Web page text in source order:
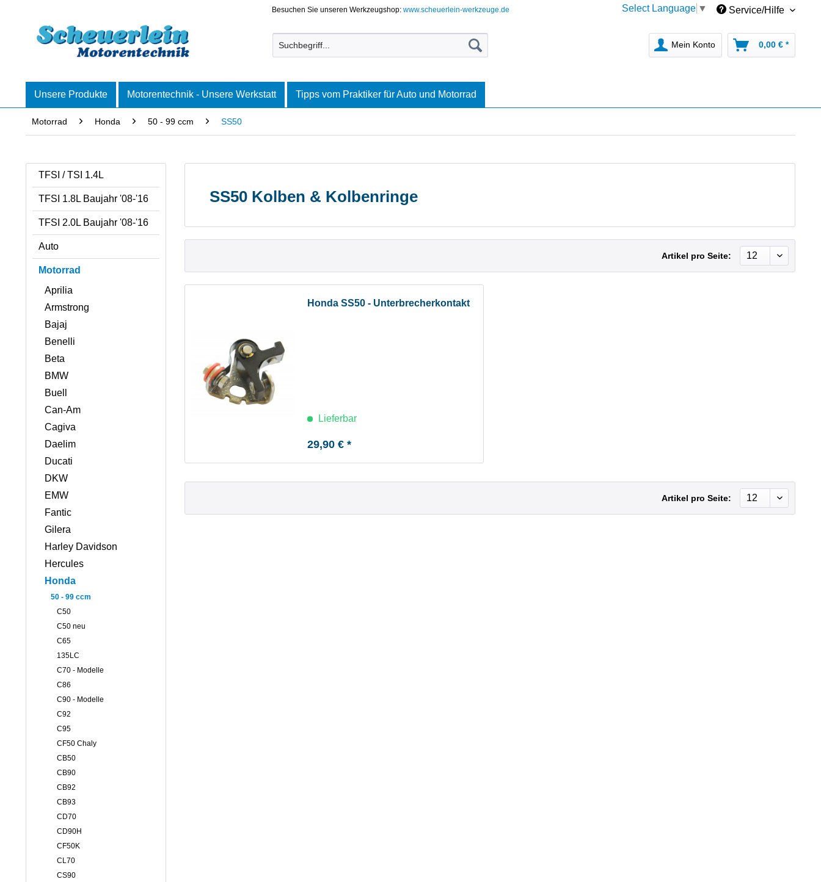
Besuchen Sie unseren Werkzeugshop:www.scheuerlein-werkzeuge.de Select Language ▼ Service/Hilfe
Mein Konto 0,00 € *
Unsere Produkte Motorentechnik - Unsere Werkstatt Tipps vom Praktiker für Auto und Motorrad
Motorrad Honda 50 - 99 ccm SS50
TFSI / TSI 1.4L
TFSI 1.8L Baujahr '08-'16
TFSI 2.0L Baujahr '08-'16
Auto
Motorrad
Aprilia
Armstrong
Bajaj
Benelli
Beta
BMW
Buell
Can-Am
Cagiva
Daelim
Ducati
DKW
EMW
Fantic
Gilera
Harley Davidson
Hercules
Honda
50 - 99 ccm
C50
C50 neu
C65
135LC
C70 - Modelle
C86
C90 - Modelle
C92
C95
CF50 Chaly
CB50
CB90
CB92
CB93
CD70
CD90H
CF50K
CL70
CS90
SS50 Kolben & Kolbenringe
Artikel pro Seite:
Honda SS50 - Unterbrecherkontakt
Lieferbar
29,90 € *
Artikel pro Seite: